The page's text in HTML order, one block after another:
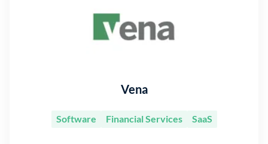
Vena
Software Financial Services SaaS